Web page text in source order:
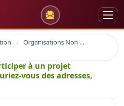
Organisations Non Gouvernementales
à un projet
vous des adresses,